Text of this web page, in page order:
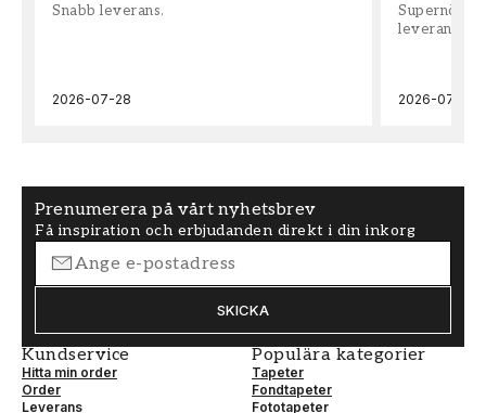
Snabb leverans.
2026-07-28
leveran,
2026-07-22
Prenumerera på vårt nyhetsbrev
Få inspiration och erbjudanden direkt i din inkorg
SKICKA
Kundservice
Hitta min order
Order
Leverans
Populära kategorier
Tapeter
Fondtapeter
Fototapeter